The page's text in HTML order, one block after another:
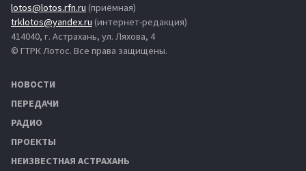
lotos@lotos.rfn.ru (приёмная)
trklotos@yandex.ru (интернет-редакция)
414040, г. Астрахань, ул. Ляхова, 4
© ГТРК Лотос. Все права защищены.
НОВОСТИ
ПЕРЕДАЧИ
РАДИО
ПРОЕКТЫ
НЕИЗВЕСТНАЯ АСТРАХАНЬ